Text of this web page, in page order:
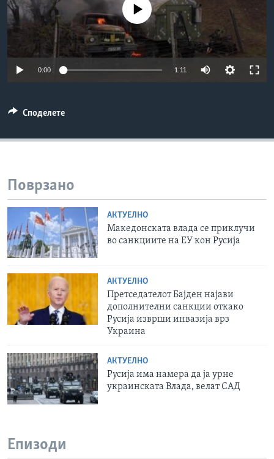
ИНТЕРВЈУА
Јазици
No media source currently available
0:00 1:11
Споделете
Поврзано
АКТУЕЛНО
Македонската влада се приклучи
во санкциите на ЕУ кон Русија
АКТУЕЛНО
Претседателот Бајден најави
дополнителни санкции откако
Русија изврши инвазија врз
Украина
АКТУЕЛНО
Русија има намера да ја урне
украинската Влада, велат САД
Епизоди